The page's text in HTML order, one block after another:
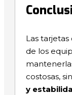
Las
de los
costosas,
y